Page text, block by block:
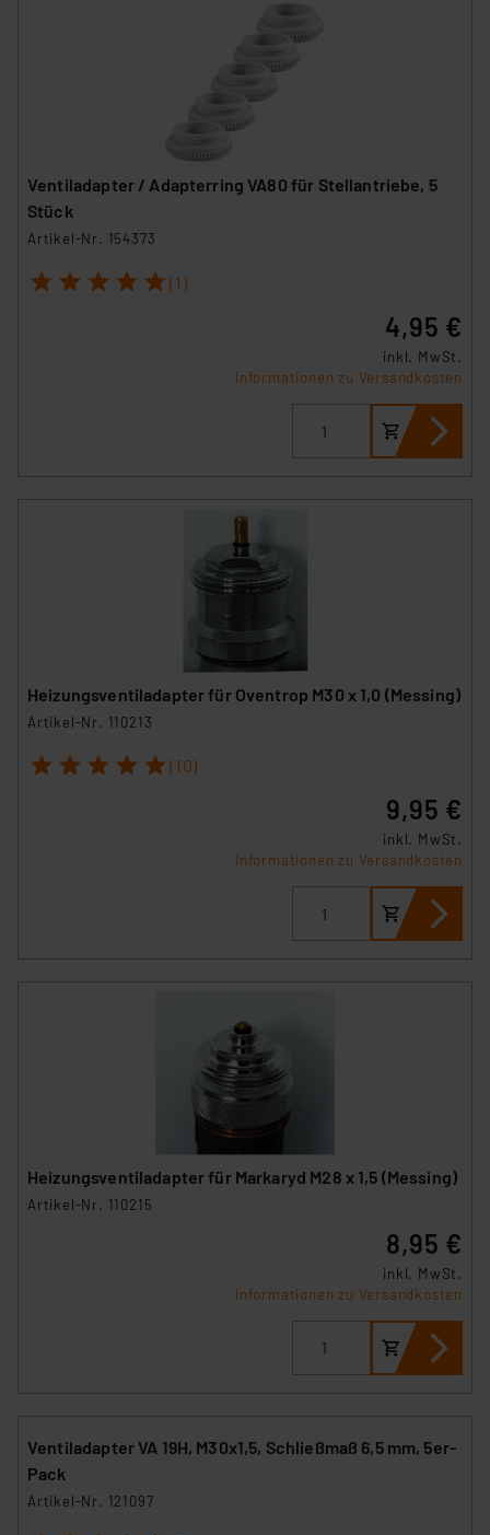
Ventiladapter / Adapterring VA80 für Stellantriebe, 5
Stück
Artikel-Nr. 154373
1 2 3 4 5 (1)
4,95 €
inkl. MwSt.
Informationen zu Versandkosten
Heizungsventiladapter für Oventrop M30 x 1,0 (Messing)
Artikel-Nr. 110213
1 2 3 4 5 (10)
9,95 €
inkl. MwSt.
Informationen zu Versandkosten
Heizungsventiladapter für Markaryd M28 x 1,5 (Messing)
Artikel-Nr. 110215
8,95 €
inkl. MwSt.
Informationen zu Versandkosten
Ventiladapter VA 19H, M30x1,5, Schließmaß 6,5 mm, 5er-
Pack
Artikel-Nr. 121097